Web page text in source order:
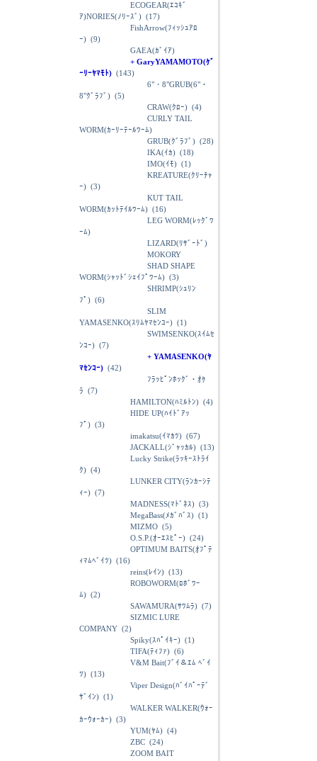
ECOGEAR(ｴｺｷﾞ
ｱ)NORIES(ﾉﾘｰｽﾞ) (17)
FishArrow(ﾌｨｯｼｭｱﾛ
ｰ) (9)
GAEA(ｶﾞｲｱ)
+ GaryYAMAMOTO(ｹﾞ
ｰﾘｰﾔﾏﾓﾄ) (143)
6"・8"GRUB(6"・
8"ｸﾞﾗﾌﾞ) (5)
CRAW(ｸﾛｰ) (4)
CURLY TAIL
WORM(ｶｰﾘｰﾃｰﾙﾜｰﾑ)
GRUB(ｸﾞﾗﾌﾞ) (28)
IKA(ｲｶ) (18)
IMO(ｲﾓ) (1)
KREATURE(ｸﾘｰﾁｬ
ｰ) (3)
KUT TAIL
WORM(ｶｯﾄﾃｲﾙﾜｰﾑ) (16)
LEG WORM(ﾚｯｸﾞﾜ
ｰﾑ)
LIZARD(ﾘｻﾞｰﾄﾞ)
MOKORY
SHAD SHAPE
WORM(ｼｬｯﾄﾞｼｪｲﾌﾟﾜｰﾑ) (3)
SHRIMP(ｼｭﾘﾝ
ﾌﾟ) (6)
SLIM
YAMASENKO(ｽﾘﾑﾔﾏｾﾝｺｰ) (1)
SWIMSENKO(ｽｲﾑｾ
ﾝｺｰ) (7)
+ YAMASENKO(ﾔ
ﾏｾﾝｺｰ) (42)
ﾌﾗｯﾋﾟﾝﾎｯｸﾞ・ｵｹ
ﾗ (7)
HAMILTON(ﾊﾐﾙﾄﾝ) (4)
HIDE UP(ﾊｲﾄﾞｱｯ
ﾌﾟ) (3)
imakatsu(ｲﾏｶﾂ) (67)
JACKALL(ｼﾞｬｯｶﾙ) (13)
Lucky Strike(ﾗｯｷｰｽﾄﾗｲ
ｸ) (4)
LUNKER CITY(ﾗﾝｶｰｼﾃ
ｨｰ) (7)
MADNESS(ﾏﾄﾞﾈｽ) (3)
MegaBass(ﾒｶﾞﾊﾞｽ) (1)
MIZMO (5)
O.S.P.(ｵｰｴｽﾋﾟｰ) (24)
OPTIMUM BAITS(ｵﾌﾟﾃ
ｨﾏﾑﾍﾞｲﾂ) (16)
reins(ﾚｲﾝ) (13)
ROBOWORM(ﾛﾎﾞﾜｰ
ﾑ) (2)
SAWAMURA(ｻﾜﾑﾗ) (7)
SIZMIC LURE
COMPANY (2)
Spiky(ｽﾊﾟｲｷｰ) (1)
TIFA(ﾃｨﾌｧ) (6)
V&M Bait(ﾌﾞｲ＆ｴﾑ ﾍﾞｲ
ﾂ) (13)
Viper Design(ﾊﾞｲﾊﾟｰﾃﾞ
ｻﾞｲﾝ) (1)
WALKER WALKER(ｳｫｰ
ｶｰｳｫｰｶｰ) (3)
YUM(ﾔﾑ) (4)
ZBC (24)
ZOOM BAIT